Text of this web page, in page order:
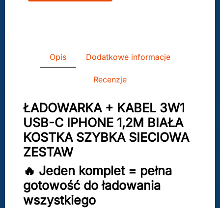
Opis Dodatkowe informacje
Recenzje
ŁADOWARKA + KABEL 3W1
USB-C IPHONE 1,2M BIAŁA
KOSTKA SZYBKA SIECIOWA
ZESTAW
🔥 Jeden komplet = pełna
gotowość do ładowania
wszystkiego